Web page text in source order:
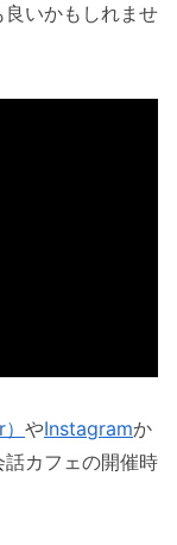
いかもしれませ
やInstagramか
カフェの開催時